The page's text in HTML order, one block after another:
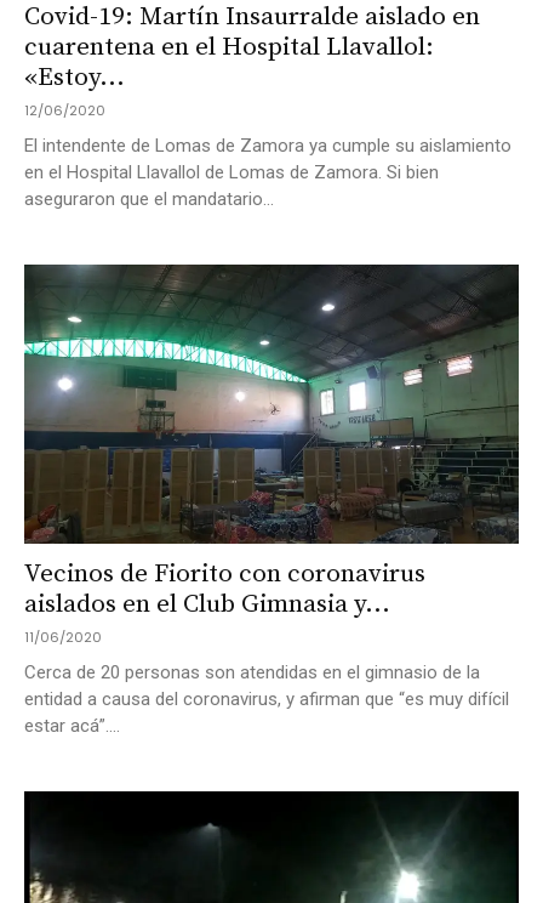
Covid-19: Martín Insaurralde aislado en
cuarentena en el Hospital Llavallol:
«Estoy...
12/06/2020
El intendente de Lomas de Zamora ya cumple su aislamiento
en el Hospital Llavallol de Lomas de Zamora. Si bien
aseguraron que el mandatario...
Vecinos de Fiorito con coronavirus
aislados en el Club Gimnasia y...
11/06/2020
Cerca de 20 personas son atendidas en el gimnasio de la
entidad a causa del coronavirus, y afirman que “es muy difícil
estar acá”....